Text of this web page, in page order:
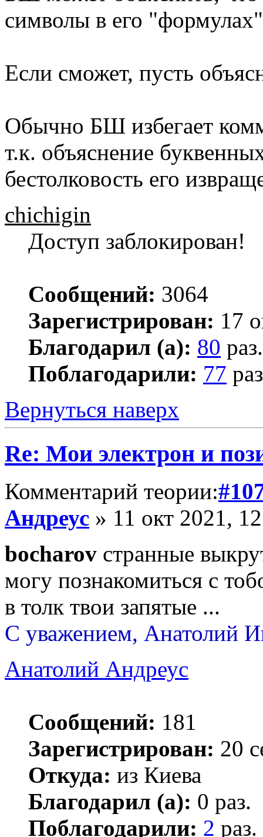
символы в его
Если сможет, пусть
Обычно БШ избегает
т.к. объяснение
бестолковость его
chichigin
Доступ заблокирован!
Сообщений: 3064
Зарегистрирован: 17
Благодарил (а): 80 раз.
Поблагодарили: 77
Вернуться наверх
Re: Мои электрон и
Комментарий теории:
Андреус » 11 окт 2021,
bocharov странные
могу познакомиться с
в толк твои запятые ...
С уважением, Анатолий
Анатолий Андреус
Сообщений: 181
Зарегистрирован: 20
Откуда: из Киева
Благодарил (а): 0 раз.
Поблагодарили: 2 раз.